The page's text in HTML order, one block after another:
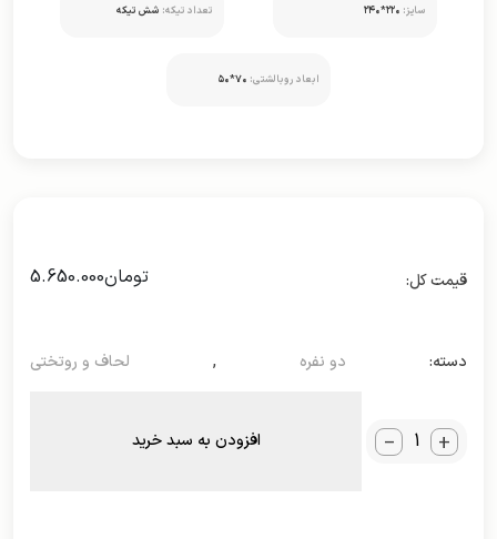
سایز: ۲۲۰*۲۴۰ تعداد تیکه: شش تیکه
ابعاد روبالشتی: ۷۰*۵۰
تومان5.650.000
دسته: دو نفره , لحاف و روتختی
_ + افزودن به سبد خرید